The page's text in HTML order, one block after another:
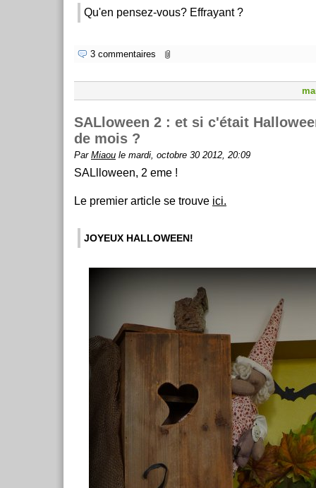
Qu'en pensez-vous? Effrayant ?
3 commentaires
SALloween 2 : et si c'était
de mois ?
Par Miaou le mardi, octobre 30 2012, 20:09
SALlloween, 2 eme !
Le premier article se trouve ici.
JOYEUX HALLOWEEN!